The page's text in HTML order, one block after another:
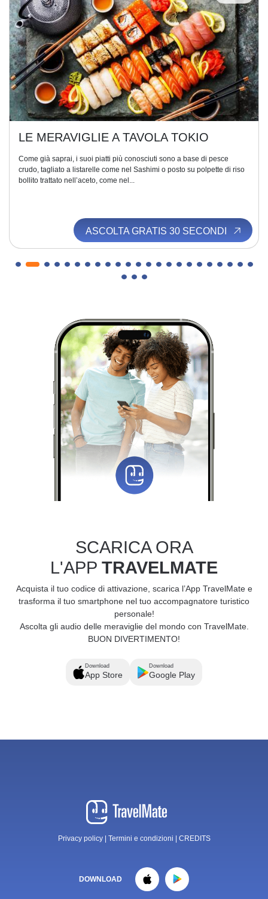
LE MERAVIGLIE A TAVOLA TOKIO
Come già saprai, i suoi piatti più conosciuti sono a base di pesce
crudo, tagliato a listarelle come nel Sashimi o posto su polpette di riso
bollito trattato nell’aceto, come nel...
ASCOLTA GRATIS 30 SECONDI
SCARICA ORA
L'APP TRAVELMATE
Acquista il tuo codice di attivazione, scarica l’App TravelMate e
trasforma il tuo smartphone nel tuo accompagnatore turistico
personale!
Ascolta gli audio delle meraviglie del mondo con TravelMate.
BUON DIVERTIMENTO!
Download
App Store
Download
Google Play
Privacy policy| Termini e condizioni CREDITS
DOWNLOAD